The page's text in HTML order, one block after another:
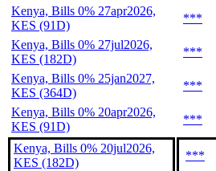
Kenya, Bills 0% 27apr2026,
KES (91D)
***
Kenya, Bills 0% 27jul2026,
KES (182D)
***
Kenya, Bills 0% 25jan2027,
KES (364D)
***
Kenya, Bills 0% 20apr2026,
KES (91D)
***
Kenya, Bills 0% 20jul2026,
KES (182D)
***